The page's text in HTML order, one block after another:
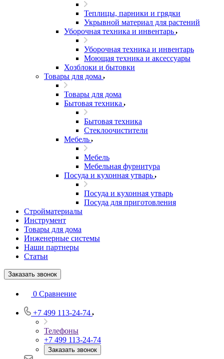
Теплицы, парники и грядки
Укрывной материал для растений
Уборочная техника и инвентарь
Уборочная техника и инвентарь
Моющая техника и аксессуары
Хозблоки и бытовки
Товары для дома
Товары для дома
Бытовая техника
Бытовая техника
Стеклоочистители
Мебель
Мебель
Мебельная фурнитура
Посуда и кухонная утварь
Посуда и кухонная утварь
Посуда для приготовления
Стройматериалы
Инструмент
Товары для дома
Инженерные системы
Наши партнеры
Статьи
Заказать звонок
0 Сравнение
+7 499 113-24-74
Телефоны
+7 499 113-24-74
Заказать звонок